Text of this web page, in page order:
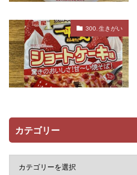
300. 生きがい
カテゴリー